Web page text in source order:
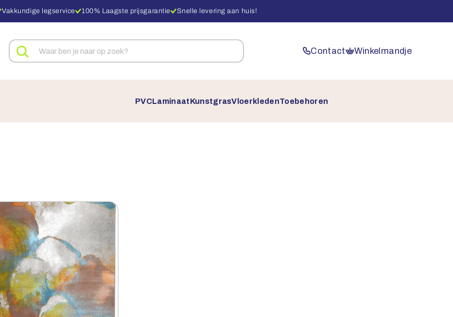
Vakkundige legservice 100% Laagste prijsgarantie Snelle levering aan huis!
Zoeken
naar
Contact Winkelmandje
PVCLaminaatKunstgrasVloerkledenToebehoren